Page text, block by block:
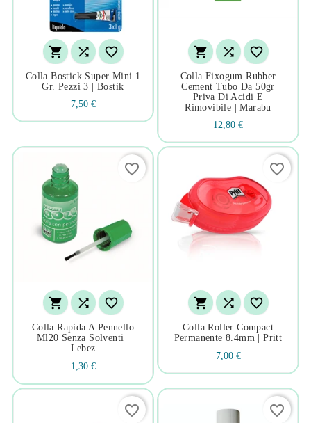
  
Colla Bostick Super Mini 1
Gr. Pezzi 3 | Bostik
7,50 €
  
Colla Fixogum Rubber
Cement Tubo Da 50gr
Priva Di Acidi E
Rimovibile | Marabu
12,80 €
  
Colla Rapida A Pennello
Ml20 Senza Solventi |
Lebez
1,30 €
favorite_border
  
Colla Roller Compact
Permanente 8.4mm | Pritt
7,00 €
favorite_border
favorite_border favorite_border